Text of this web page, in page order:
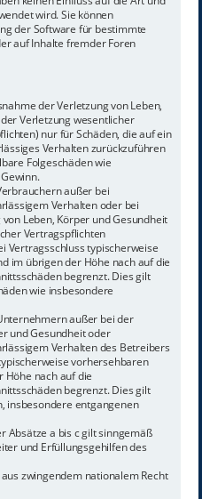
wird. Sie können
der Software für bestimmte
auf Inhalte fremder Foren
der Verletzung von Leben,
Verletzung wesentlicher
nur für Schäden, die auf ein
Verhalten zurückzuführen
Folgeschäden wie
außer bei
Verhalten oder bei
Leben, Körper und Gesundheit
Vertragspflichten
Vertragsschluss typischerweise
im übrigen der Höhe nach auf die
begrenzt. Dies gilt
wie insbesondere
außer bei der
und Gesundheit oder
Verhalten des Betreibers
vorhersehbaren
Höhe nach auf die
begrenzt. Dies gilt
insbesondere entgangenen
Absätze a bis c gilt sinngemäß
und Erfüllungsgehilfen des
zwingendem nationalem Recht